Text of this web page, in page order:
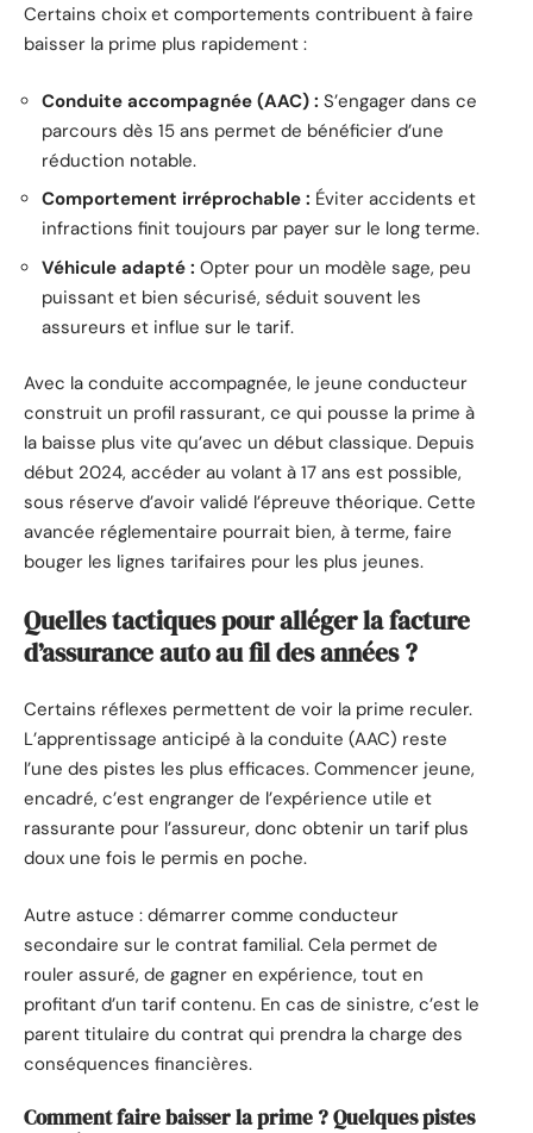
Certains choix et comportements contribuent à faire
baisser la prime plus rapidement :
Conduite accompagnée (AAC) : S’engager dans ce
parcours dès 15 ans permet de bénéficier d’une
réduction notable.
Comportement irréprochable : Éviter accidents et
infractions finit toujours par payer sur le long terme.
Véhicule adapté : Opter pour un modèle sage, peu
puissant et bien sécurisé, séduit souvent les
assureurs et influe sur le tarif.
Avec la conduite accompagnée, le jeune conducteur
construit un profil rassurant, ce qui pousse la prime à
la baisse plus vite qu’avec un début classique. Depuis
début 2024, accéder au volant à 17 ans est possible,
sous réserve d’avoir validé l’épreuve théorique. Cette
avancée réglementaire pourrait bien, à terme, faire
bouger les lignes tarifaires pour les plus jeunes.
Quelles tactiques pour alléger la facture
d’assurance auto au fil des années ?
Certains réflexes permettent de voir la prime reculer.
L’apprentissage anticipé à la conduite (AAC) reste
l’une des pistes les plus efficaces. Commencer jeune,
encadré, c’est engranger de l’expérience utile et
rassurante pour l’assureur, donc obtenir un tarif plus
doux une fois le permis en poche.
Autre astuce : démarrer comme conducteur
secondaire sur le contrat familial. Cela permet de
rouler assuré, de gagner en expérience, tout en
profitant d’un tarif contenu. En cas de sinistre, c’est le
parent titulaire du contrat qui prendra la charge des
conséquences financières.
Comment faire baisser la prime ? Quelques pistes